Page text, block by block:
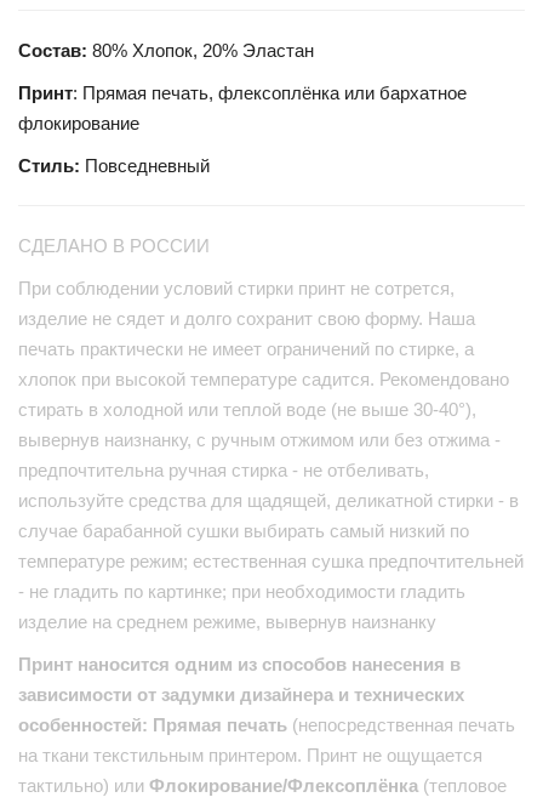
Состав: 80% Хлопок, 20% Эластан
Принт: Прямая печать, флексоплёнка или бархатное
флокирование
Стиль: Повседневный
СДЕЛАНО В РОССИИ
При соблюдении условий стирки принт не сотрется,
изделие не сядет и долго сохранит свою форму. Наша
печать практически не имеет ограничений по стирке, а
хлопок при высокой температуре садится. Рекомендовано
стирать в холодной или теплой воде (не выше 30-40°),
вывернув наизнанку, с ручным отжимом или без отжима -
предпочтительна ручная стирка - не отбеливать,
используйте средства для щадящей, деликатной стирки - в
случае барабанной сушки выбирать самый низкий по
температуре режим; естественная сушка предпочтительней
- не гладить по картинке; при необходимости гладить
изделие на среднем режиме, вывернув наизнанку
Принт наносится одним из способов нанесения в
зависимости от задумки дизайнера и технических
особенностей: Прямая печать (непосредственная печать
на ткани текстильным принтером. Принт не ощущается
тактильно) или Флокирование/Флексоплёнка (тепловое